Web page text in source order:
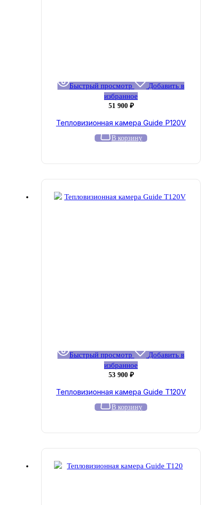
Быстрый просмотр
Добавить в
избранное
51 900 ₽
Тепловизионная камера Guide P120V
В корзину
Быстрый просмотр
Добавить в
избранное
53 900 ₽
Тепловизионная камера Guide T120V
В корзину